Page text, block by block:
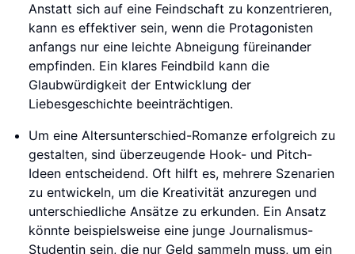
Anstatt sich auf eine Feindschaft zu konzentrieren,
kann es effektiver sein, wenn die Protagonisten
anfangs nur eine leichte Abneigung füreinander
empfinden. Ein klares Feindbild kann die
Glaubwürdigkeit der Entwicklung der
Liebesgeschichte beeinträchtigen.
Um eine Altersunterschied-Romanze erfolgreich zu
gestalten, sind überzeugende Hook- und Pitch-
Ideen entscheidend. Oft hilft es, mehrere Szenarien
zu entwickeln, um die Kreativität anzuregen und
unterschiedliche Ansätze zu erkunden. Ein Ansatz
könnte beispielsweise eine junge Journalismus-
Studentin sein, die nur Geld sammeln muss, um ein